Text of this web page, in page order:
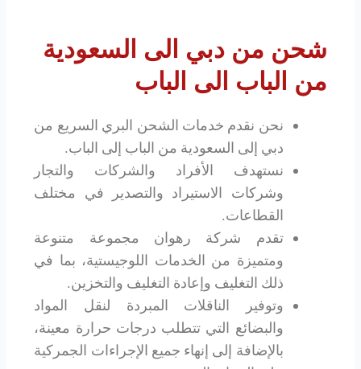
شحن من دبي الى السعودية
من الباب الى الباب
نحن نقدم خدمات الشحن البري السريع من
دبي إلى السعودية من الباب إلى الباب.
نستهدف الأفراد والشركات والتجار
وشركات الاستيراد والتصدير في مختلف
القطاعات.
تقدم شركة رهوان مجموعة متنوعة
ومتميزة من الخدمات اللوجيستية، بما في
ذلك التغليف وإعادة التغليف والتخزين.
وتوفير الناقلات المبردة لنقل المواد
والبضائع التي تتطلب درجات حرارة معينة،
بالإضافة إلى إنهاء جميع الإجراءات الجمركية